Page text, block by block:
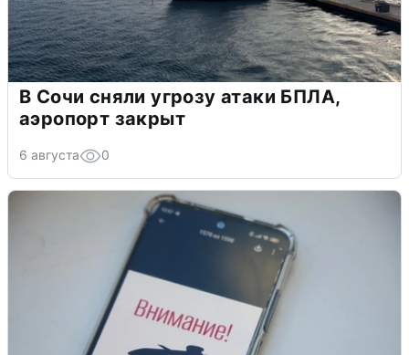
В Сочи сняли угрозу атаки БПЛА,
аэропорт закрыт
6 августа 0